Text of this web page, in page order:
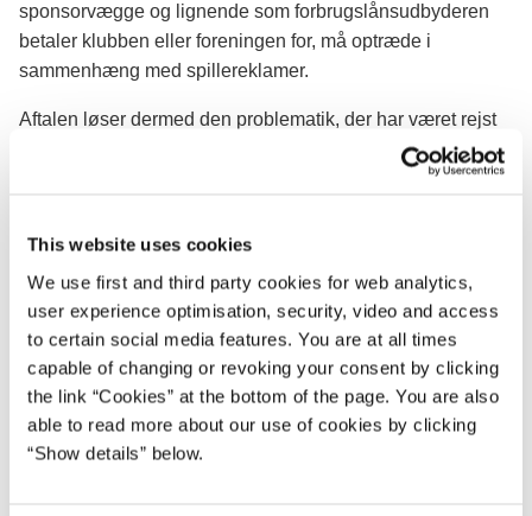
This website uses cookies
We use first and third party cookies for web analytics,
user experience optimisation, security, video and access
to certain social media features. You are at all times
capable of changing or revoking your consent by clicking
the link “Cookies” at the bottom of the page. You are also
able to read more about our use of cookies by clicking
“Show details” below.
sponsorvægge og lignende som forbrugslånsudbyderen
betaler klubben eller foreningen for, må optræde i
sammenhæng med spillereklamer.
Aftalen løser dermed den problematik, der har været rejst
fra branchen om, at sportsklubber og lignende ikke kunne
blive sponsoreret af den lokale bank, hvis klubben
fastholdes det store opgør med kviklån.
”Jeg er glad for at vi, sammen med et bredt flertal har
fundet en løsning, der kan sikre sponsorater til danske
sportsklubber og lokale foreninger. Vi er i regeringen stolte
af det opgør, vi har taget med kviklån og de ublu renter, vi
tidligere har set på markedet. Samtidig lytter vi, når dansk
idrætsliv siger, at deres økonomi bliver hårdt ramt. For de
lokale håndboldklubber, fodboldklubber og lignende har